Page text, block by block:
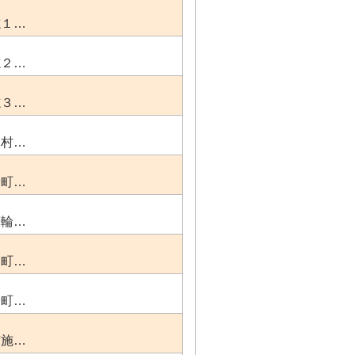
１…
２…
３…
村…
町…
輪…
町…
町…
施…